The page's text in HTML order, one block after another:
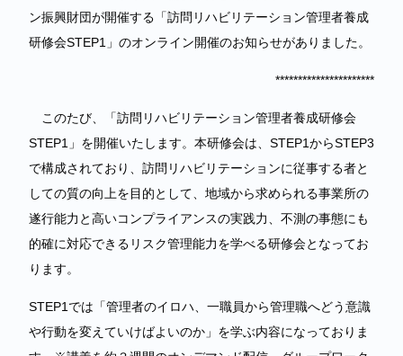
ン振興財団が開催する「訪問リハビリテーション管理者養成
研修会STEP1」のオンライン開催のお知らせがありました。
**********************
このたび、「訪問リハビリテーション管理者養成研修会
STEP1」を開催いたします。本研修会は、STEP1からSTEP3
で構成されており、訪問リハビリテーションに従事する者と
しての質の向上を目的として、地域から求められる事業所の
遂行能力と高いコンプライアンスの実践力、不測の事態にも
的確に対応できるリスク管理能力を学べる研修会となってお
ります。
STEP1では「管理者のイロハ、一職員から管理職へどう意識
や行動を変えていけばよいのか」を学ぶ内容になっておりま